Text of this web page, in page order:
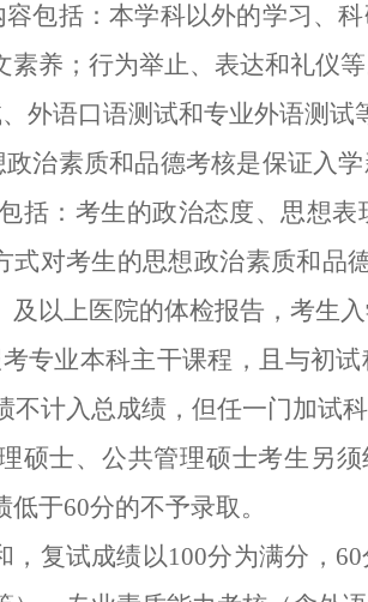
容包括：本学科以外的学习、
养；行为举止、表达和礼仪等
外语口语测试和专业外语测试
政治素质和品德考核是保证入
括：考生的政治态度、思想
式对考生的思想政治素质和
以上医院的体检报告，考生
专业本科主干课程，且与初
计入总成绩，但任一门加试
硕士、公共管理硕士考生另
于60分的不予录取。
复试成绩以100分为满分，